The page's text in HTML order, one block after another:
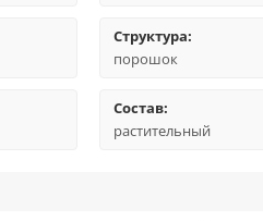
Структура:
порошок
Состав:
растительный